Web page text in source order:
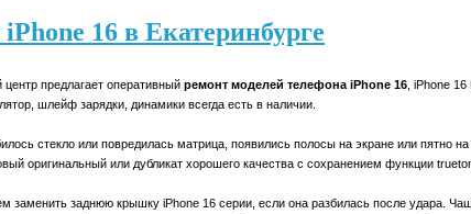
16 в Екатеринбурге
предлагает оперативный ремонт моделей телефона iPhone 16 , iPhone
шлейф зарядки, динамики всегда есть в наличии.
стекло или повредилась матрица, появились полосы на экране или пятно на
оригинальный или дубликат хорошего качества с сохранением функции
заменить заднюю крышку iPhone 16 серии, если она разбилась после удара.